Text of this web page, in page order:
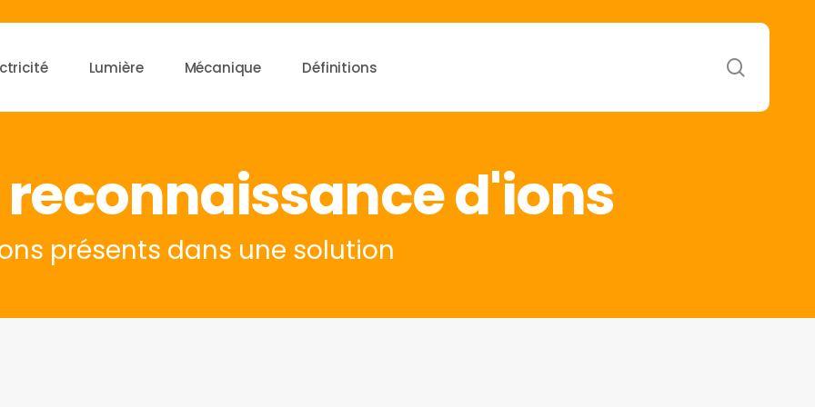
Lumière Mécanique Définitions
reconnaissance d'ions
présents dans une solution